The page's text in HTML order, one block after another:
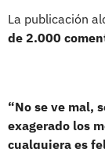
La publicación
de 2.000
“No se ve mal,
exagerado los
cualquiera es